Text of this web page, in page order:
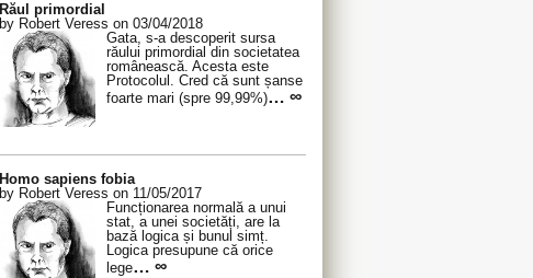
Răul primordial
by Robert Veress on 03/04/2018
Gata, s-a descoperit sursa
răului primordial din societatea
românească. Acesta este
Protocolul. Cred că sunt șanse
foarte mari (spre 99,99%)… ∞
Homo sapiens fobia
by Robert Veress on 11/05/2017
Funcționarea normală a unui
stat, a unei societăți, are la
bază logica și bunul simț.
Logica presupune că orice
lege… ∞